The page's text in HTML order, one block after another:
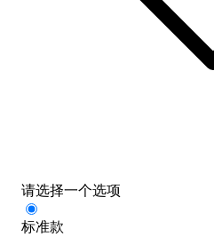
请选择一个选项
标准款